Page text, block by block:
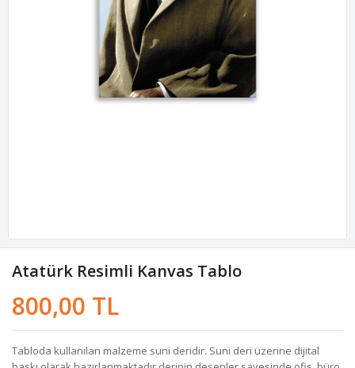
Atatürk Resimli Kanvas Tablo
800,00 TL
Tabloda kullanılan malzeme suni deridir. Suni deri üzerine dijital